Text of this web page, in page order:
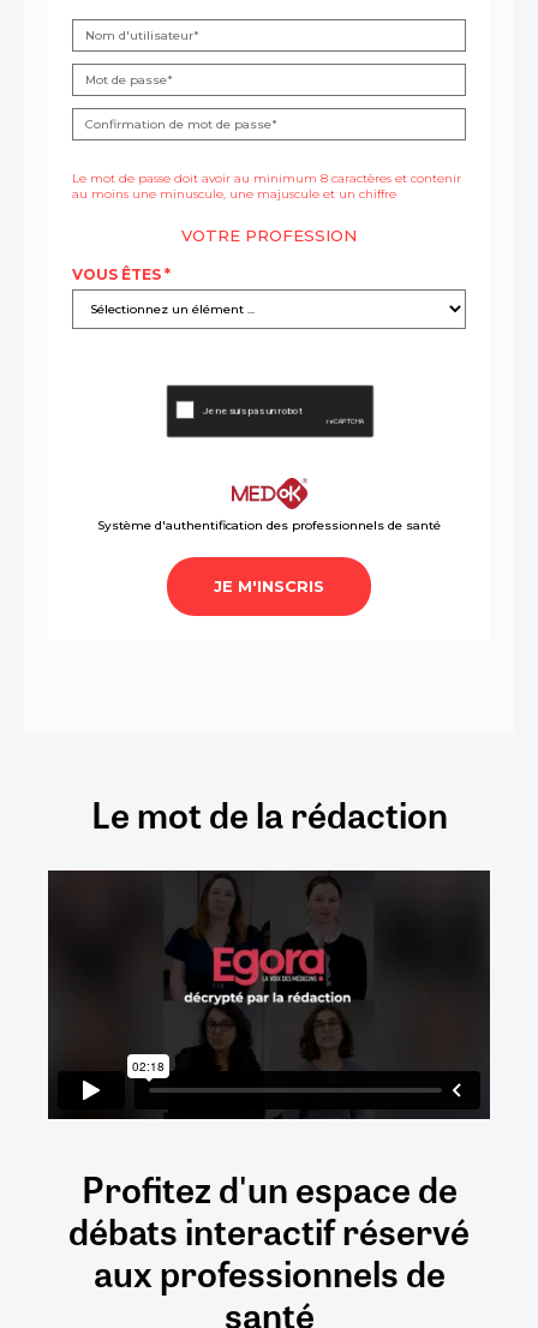
Le mot de la rédaction
Profitez d'un espace de
débatsinteractifréservé
auxprofessionnels de
santé